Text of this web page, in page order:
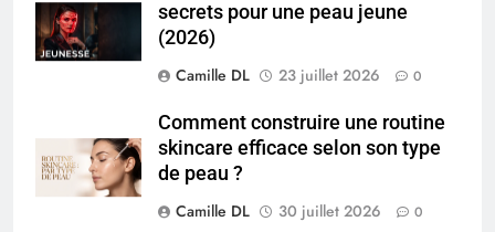
secrets pour une peau jeune
(2026)
Camille DL
23 juillet 2026 0
Comment construire une routine
skincare efficace selon son type
de peau ?
Camille DL
30 juillet 2026 0